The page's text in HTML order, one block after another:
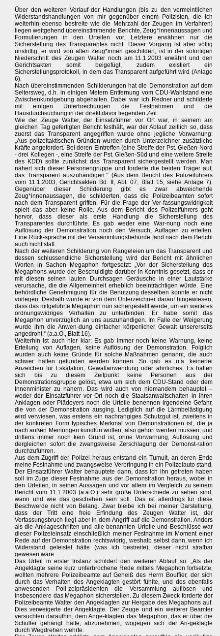
Über den weiteren Verlauf der Handlungen (bis zu den vermeintlichen
Widerstandshandlungen von mir gegenüber einem Polizisten, die ich
weiterhin ebenso bestreite wie die Mehrzahl der Zeugen im Verfahren)
liegen weitgehend übereinstimmende Berichte, Zeug*innenaussagen und
Formulierungen in den Urteilen vor. Letztere erwähnen nur die
Sicherstellung des Transparentes nicht. Dieser Vorgang ist aber völlig
unstrittig, er wird von allen Zeug*innen geschildert, ist in der sofortigen
Niederschrift des Zeugen Walter noch am 11.1.2003 erwähnt und den
Gerichtsakten somit beigefügt, zudem existiert ein
Sicherstellungsprotokoll, in dem das Transparent aufgeführt wird (Anlage
6).
Nach übereinstimmenden Schilderungen hat die Demonstration auf dem
Seltersweg, d.h. in einigen Metern Entfernung vom CDU-Wahlstand eine
Zwischenkundgebung abgehalten. Dabei war ich Redner und schilderte
mit einigen Unterbrechungen die Festnahmen und die
Hausdurchsuchung in der direkt davor liegenden Zeit.
Wie der Zeuge Walter, der Einsatzführer vor Ort war, in seinem am
gleichen Tag gefertigten Bericht festhält, war der Ablauf zeitlich so, dass
zuerst das Transparent angegriffen wurde ohne jegliche Vorwarnung:
„Aus polizeitaktischen Gründen wurden durch Unterzeichner zusätzliche
Kräfte angefordert. Bei deren Eintreffen (eine Streife der Pst. Gießen-Nord
- drei Kollegen -, eine Streife der Pst. Gießen-Süd und eine weitere Streife
des KDD) sollte zunächst das Transparent sichergestellt werden. Man
nähert sich dieser Personengruppe und forderte die beiden Träger auf,
das Transparent auszuhändigen.“ (Aus dem Bericht des Polizeiführers
vom 11.1.2003, Gerichtsakten Bd. II, Abt. 07, Blatt 15, siehe Anlage 7).
Gegenüber dieser Schilderung gibt es zwar abweichende
Zeug*innenaussagen, die schilderten, dass die Polizeibeamten sofort
nach dem Transparent griffen. Für die Frage der Ver-fassungswidrigkeit
spielt das aber keine Rolle. Aus dem Bericht des Polizeiführers geht
hervor, dass dieser als erste Handlung die Sicherstellung des
Transparentes durchführte. Es gab weder eine War-nung noch eine
Auflösung der Demonstration noch den Versuch, Auflagen zu erteilen.
Eine Rück-sprache mit der Versammlungsbehörde fand nach dem Bericht
auch nicht statt.
Nach der weiteren Schilderung von Rangeleien um das Transparent und
dessen schlussendliche Sicherstellung wird der Bericht mit ähnlichen
Worten in Sachen Megaphon fortgesetzt: „Vor der Sicherstellung des
Megaphons wurde der Beschuldigte darüber in Kenntnis gesetzt, dass er
mit diesen seinen lauten Durchsagen Geräusche in einer Lautstärke
verursache, die die Allgemeinheit erheblich beeinträchtigen würde. Eine
behördliche Genehmigung für die Benutzung desselben konnte er nicht
vorlegen. Deshalb wurde er von dem Unterzeichner darauf hingewiesen,
dass das mitgeführte Megaphon nun sichergestellt werde, um ein weiteres
ordnungswidriges Verhalten zu unterbinden. Er habe somit das
Megaphon unverzüglich an uns auszuhändigen. Im Falle der Weigerung
wurde ihm die Anwen-dung einfacher körperlicher Gewalt unsererseits
angedroht.“ (a.a.O., Blatt 16).
Weiterhin ist auch hier klar: Es gab immer noch keine Warnung, keine
Erteilung von Auflagen, keine Auflösung der Demonstration. Folglich
wurden auch keine Gründe für solche Maßnahmen genannt, die auch
schwer hätten gefunden werden können. So gab es u.a. keinerlei
Anzeichen für Eskalation, Gewaltanwendung oder ähnliches. Es hatten
sich bis zu diesem Zeitpunkt keine Personen aus der
Demonstrationsgruppe gelöst, etwa um sich dem CDU-Stand oder dem
Innenminister zu nähern. Das wird auch von niemandem behauptet –
weder der Einsatzführer vor Ort noch die Staatsanwaltschaften in ihren
Anklagen oder Plädoyers noch die Urteile benennen irgendeine Gefahr,
die von der Demonstration ausging. Lediglich auf die Lärmbelästigung
wird verwiesen, was erstens ein nachrangiges Schutzgut ist, zweitens in
der konkreten Form typisches Merkmal von Demonstrationen ist, die ja
nach außen Meinungen kundtun wollen, also gehört werden müssen, und
drittens immer noch kein Grund ist, ohne Vorwarnung, Auflösung und
dergleichen sofort die zwangsweise Zerschlagung der Demonst-ration
durchzuführen.
Aus dem Zugriff der Polizei heraus entstand ein Tumult, an deren Ende
meine Festnahme und zwangsweise Verbringung in ein Polizeiauto stand.
Der Einsatzführer Walter behauptete dann, dass ich ihn getreten haben
soll im Zuge dieser Festnahme aus der Demonstration heraus, wobei in
den Urteilen, in seinen Aussagen und vor allem im Vergleich zu seinem
Bericht vom 11.1.2003 (a.a.O.) sehr große Unterschiede zu sehen sind,
wann und wie das geschehen sein soll. Das ist allerdings für diese
Beschwerde nicht von Belang. Zwar bleibe ich bei meiner Darstellung,
dass der Tritt eine freie Erfindung des Zeugen Walter ist, der
Verfassungsbruch liegt aber in dem Angriff auf die Demonstration. Anders
als die Anklageschriften und alle benannten Urteile und Beschlüsse war
dieser Polizeieinsatz einschließlich meiner Festnahme im Moment einer
Rede auf der Demonstration rechtswidrig, weshalb selbst dann, wenn ich
Widerstand geleistet hätte (was ich bestreite), dieser nicht strafbar
gewesen wäre.
Das Urteil in erster Instanz schildert den weiteren Ablauf so: „Als der
Angeklagte seine kurz unterbrochene Rede mittels Megaphon fortsetzte,
wollten mehrere Polizeibeamte auf Geheiß des Herrn Bouffier, der sich
durch das Verhalten des Angeklagten gestört fühlte, und des ebenfalls
anwesenden Poli-zeipräsidenten die Versammlung auflösen und
insbesondere das Megaphon sicherstellen. Zu diesem Zweck forderte der
Polizeibeamte Walter den Angeklagten zur Hergabe des Megaphons auf.
Dies verweigerte der Angeklagte. Der Zeuge und ein weiterer Beamter
versuchten daraufhin, dem Ange-klagten das Megaphon, das er über die
Schulter gehängt hatte, abzunehmen, wogegen sich der An-geklagte
durch Wegdrehen wehrte.